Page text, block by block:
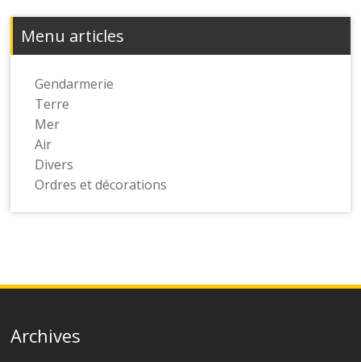
Menu articles
Gendarmerie
Terre
Mer
Air
Divers
Ordres et décorations
Archives